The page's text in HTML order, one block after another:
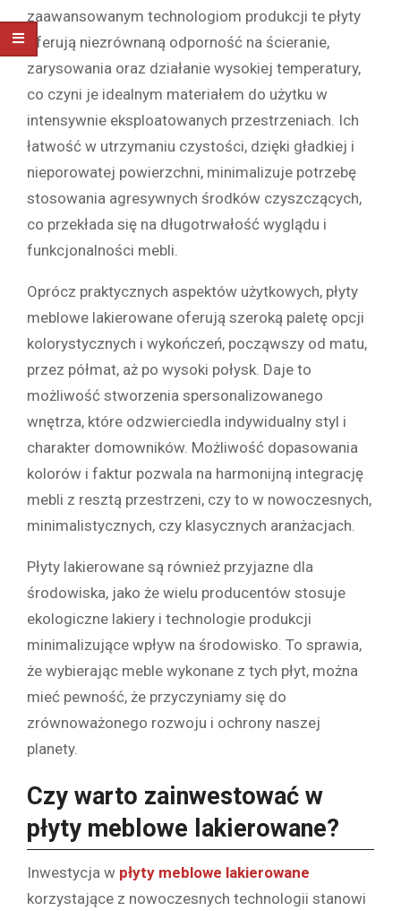
zaawansowanym technologiom produkcji te płyty
oferują niezrównaną odporność na ścieranie,
zarysowania oraz działanie wysokiej temperatury,
co czyni je idealnym materiałem do użytku w
intensywnie eksploatowanych przestrzeniach. Ich
łatwość w utrzymaniu czystości, dzięki gładkiej i
nieporowatej powierzchni, minimalizuje potrzebę
stosowania agresywnych środków czyszczących,
co przekłada się na długotrwałość wyglądu i
funkcjonalności mebli.
Oprócz praktycznych aspektów użytkowych, płyty
meblowe lakierowane oferują szeroką paletę opcji
kolorystycznych i wykończeń, począwszy od matu,
przez półmat, aż po wysoki połysk. Daje to
możliwość stworzenia spersonalizowanego
wnętrza, które odzwierciedla indywidualny styl i
charakter domowników. Możliwość dopasowania
kolorów i faktur pozwala na harmonijną integrację
mebli z resztą przestrzeni, czy to w nowoczesnych,
minimalistycznych, czy klasycznych aranżacjach.
Płyty lakierowane są również przyjazne dla
środowiska, jako że wielu producentów stosuje
ekologiczne lakiery i technologie produkcji
minimalizujące wpływ na środowisko. To sprawia,
że wybierając meble wykonane z tych płyt, można
mieć pewność, że przyczyniamy się do
zrównoważonego rozwoju i ochrony naszej
planety.
Czy warto zainwestować w
płyty meblowe lakierowane?
Inwestycja w płyty meblowe lakierowane
korzystające z nowoczesnych technologii stanowi